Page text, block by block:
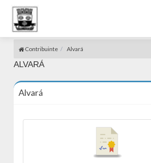
Contribuinte Alvará
ALVARÁ
Alvará